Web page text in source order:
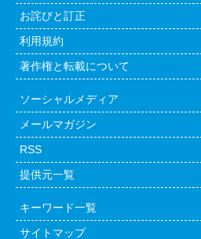
お詫びと訂正
利用規約
著作権と転載について
ソーシャルメディア
メールマガジン
RSS
提供元一覧
キーワード一覧
サイトマップ